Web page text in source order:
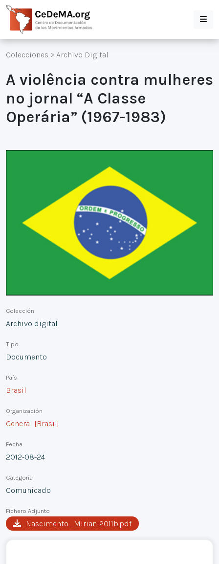
Colecciones > Archivo Digital
A violência contra mulheres
no jornal “A Classe
Operária” (1967-1983)
Colección
Archivo digital
Tipo
Documento
País
Brasil
Organización
General [Brasil]
Fecha
2012-08-24
Categoría
Comunicado
Fichero Adjunto
Nascimento_Mirian-2011b.pdf